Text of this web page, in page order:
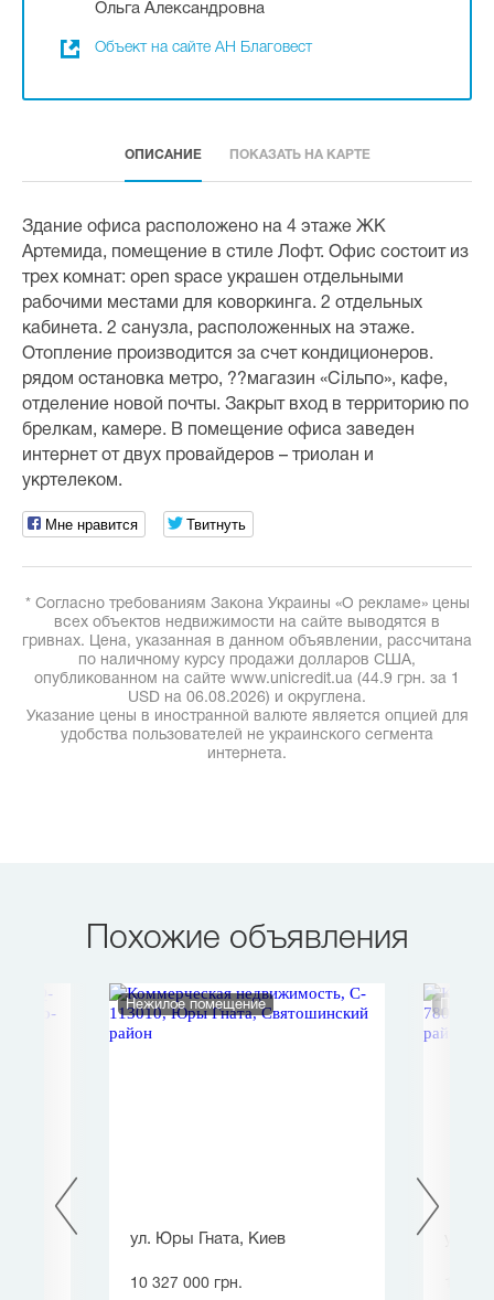
Ольга Александровна
Объект на сайте АН Благовест
ОПИСАНИЕ ПОКАЗАТЬ НА КАРТЕ
Здание офиса расположено на 4 этаже ЖК
Артемида, помещение в стиле Лофт. Офис состоит из
трех комнат: open space украшен отдельными
рабочими местами для коворкинга. 2 отдельных
кабинета. 2 санузла, расположенных на этаже.
Отопление производится за счет кондиционеров.
рядом остановка метро, ??магазин «Сільпо», кафе,
отделение новой почты. Закрыт вход в территорию по
брелкам, камере. В помещение офиса заведен
интернет от двух провайдеров – триолан и
укртелеком.
Мне нравится Твитнуть
* Согласно требованиям Закона Украины «О рекламе» цены
всех объектов недвижимости на сайте выводятся в
гривнах. Цена, указанная в данном объявлении, рассчитана
по наличному курсу продажи долларов США,
опубликованном на сайте www.unicredit.ua (44.9 грн. за 1
USD на 06.08.2026) и округлена.
Указание цены в иностранной валюте является опцией для
удобства пользователей не украинского сегмента
интернета.
Похожие объявления
Нежилое помещение
ул. Юры Гната, Киев
10 327 000 грн.